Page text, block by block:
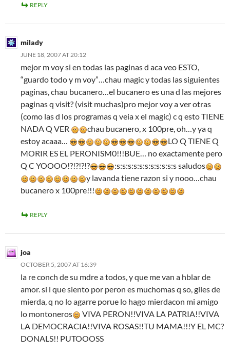
REPLY
milady
JUNE 18, 2007 AT 20:12
mejor m voy si en todas las paginas d aca veo ESTO,
“guardo todo y m voy”…chau magic y todas las siguientes
paginas, chau bucanero…el bucanero es una d las mejores
paginas q visit? (visit muchas)pro mejor voy a ver otras
(como las d los programas q veia x el magic) c q esto TIENE
NADA Q VER
chau bucanero, x 100pre, oh…y ya q
estoy acaaa…
LO Q TIENE Q
MORIR ES EL PERONISM0!!!BUE… no exactamente pero
Q C YOOOO!?!?!?!?
:s:s:s:s:s:s:s:s:s:s:s saludos
y lavanda tiene razon si y nooo…chau
bucanero x 100pre!!!
REPLY
joa
OCTOBER 5, 2007 AT 16:39
la re conch de su mdre a todos, y que me van a hblar de
amor. si l que siento por peron es muchomas q so, giles de
mierda, q no lo agarre porue lo hago mierdacon mi amigo
lo montoneros
VIVA PERON!!VIVA LA PATRIA!!VIVA
LA DEMOCRACIA!!VIVA ROSAS!!TU MAMA!!!Y EL MC?
DONALS!! PUTOOOSS